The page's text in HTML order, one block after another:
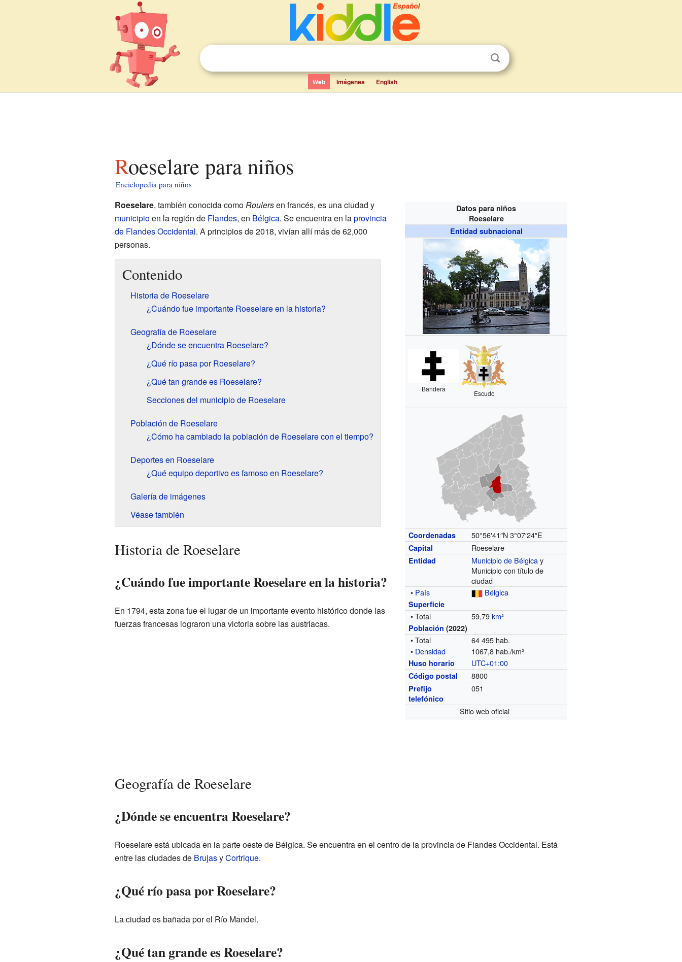
Web Imágenes English
Roeselare para niños
Enciclopedia para niños
Datos para niños
Roeselare
Entidad subnacional
Bandera
Escudo
Coordenadas 50°56′41″N 3°07′24″E
Capital Roeselare
Entidad Municipio de Bélgicay
Municipio con título de
ciudad
• País Bélgica
Superficie
• Total 59,79km²
Población (2022)
• Total
64 495 hab.
• Densidad 1067,8 hab./km²
Huso horario UTC+01:00
Código postal 8800
Prefijo
telefónico
051
Sitio web oficial
Roeselare, también conocida comoRoulersen francés, es una ciudad y
municipioen la región de Flandes, en Bélgica. Se encuentra en laprovincia
de Flandes Occidental. A principios de 2018, vivían allí más de 62,000
personas.
Contenido
Historia de Roeselare
¿Cuándo fue importante Roeselare en la historia?
Geografía de Roeselare
¿Dónde se encuentra Roeselare?
¿Qué río pasa por Roeselare?
¿Qué tan grande es Roeselare?
Secciones del municipio de Roeselare
Población de Roeselare
¿Cómo ha cambiado la población de Roeselare con el tiempo?
Deportes en Roeselare
¿Qué equipo deportivo es famoso en Roeselare?
Galería de imágenes
Véase también
Historia de Roeselare
¿Cuándo fue importante Roeselare en la historia?
En 1794, esta zona fue el lugar de un importante evento histórico donde las
fuerzas francesas lograron una victoria sobre las austriacas.
Geografía de Roeselare
¿Dónde se encuentra Roeselare?
Roeselare está ubicada en la parte oeste de Bélgica. Se encuentra en el centro de la provincia de Flandes Occidental. Está
entre las ciudades de BrujasyCortrique.
¿Qué río pasa por Roeselare?
La ciudad es bañada por el Río Mandel.
¿Qué tan grande es Roeselare?